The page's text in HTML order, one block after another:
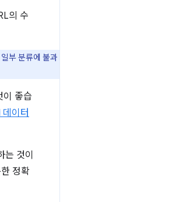
의 수
부 분류에 불과
이 좋습
이터
것이
정확